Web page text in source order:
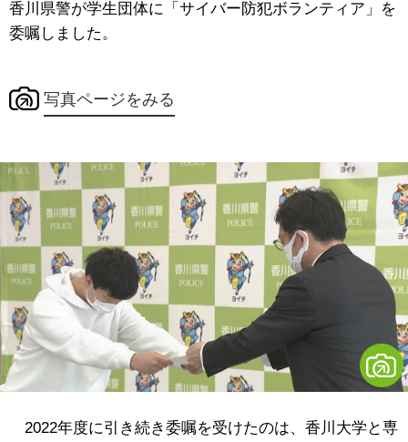
香川県警が学生団体に「サイバー防犯ボランティア」を
委嘱しました。
写真ページをみる
2022年度に引き続き委嘱を受けたのは、香川大学と専